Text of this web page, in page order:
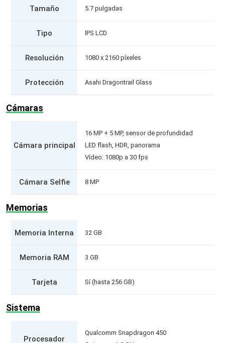
Tamaño 5.7 pulgadas
Tipo IPS LCD
Resolución 1080 x 2160 píxeles
Protección Asahi Dragontrail Glass
Cámaras
Cámara principal
16 MP + 5 MP, sensor de profundidad
LED flash, HDR, panorama
Vídeo: 1080p a 30 fps
Cámara Selfie 8 MP
Memorias
Memoria Interna 32 GB
Memoria RAM 3 GB
Tarjeta Sí (hasta 256 GB)
Sistema
Procesador
Qualcomm Snapdragon 450